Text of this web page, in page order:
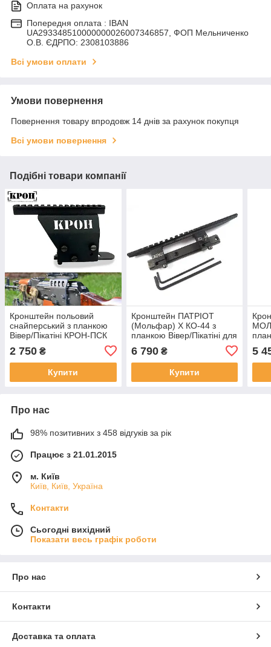
Оплата на рахунок
Попередня оплата : IBAN
UA293348510000000026007346857, ФОП Мельниченко
О.В. ЄДРПО: 2308103886
Всі умови оплати
Умови повернення
Повернення товару впродовж 14 днів за рахунок покупця
Всі умови повернення
Подібні товари компанії
Кронштейн польовий
снайперський з планкою
Вівер/Пікатіні КРОН-ПСК
2 750 ₴
Купити
Кронштейн ПАТРІОТ
(Мольфар) Х КО-44 з
планкою Вівер/Пікатіні для
6 790₴
Купити
5
Про нас
98% позитивних з 458 відгуків за рік
Працює з 21.01.2015
м. Київ
Київ, Київ, Україна
Контакти
Сьогодні вихідний
Показати весь графік роботи
Про нас
Контакти
Доставка та оплата